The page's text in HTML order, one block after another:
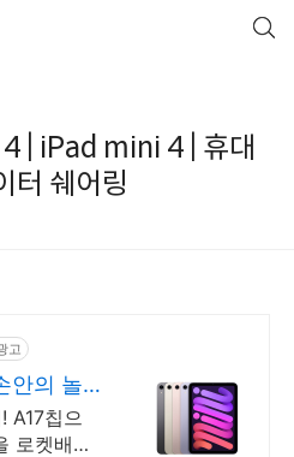
| iPad mini 4 | 휴대
터 쉐어링
고
안의 놀
A17칩으
로켓배송